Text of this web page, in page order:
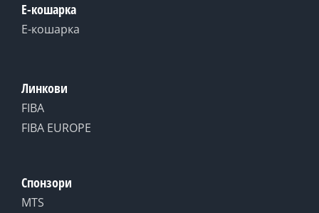
Е-кошарка
Е-кошарка
Линкови
FIBA
FIBA EUROPE
Спонзори
MTS